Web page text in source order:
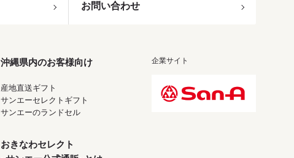
お問い合わせ
沖縄県内のお客様向け
産地直送ギフト
サンエーセレクトギフト
サンエーのランドセル
おきなわセレクト
企業サイト